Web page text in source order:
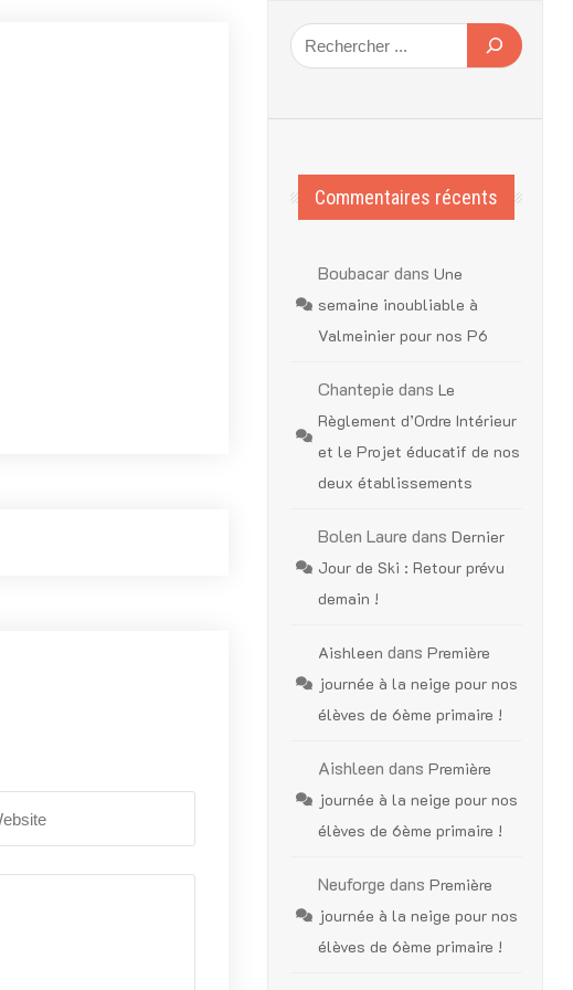
Commentaires récents
BoubacardansUne
semaine inoubliable à
Valmeinier pour nos P6
Chantepie dansLe
Règlement d’Ordre Intérieur
et le Projet éducatif de nos
deux établissements
Bolen Laure dansDernier
Jour de Ski : Retour prévu
demain !
Aishleen dansPremière
journée à la neige pour nos
élèves de 6ème primaire !
Aishleen dansPremière
journée à la neige pour nos
élèves de 6ème primaire !
Neuforge dansPremière
journée à la neige pour nos
élèves de 6ème primaire !